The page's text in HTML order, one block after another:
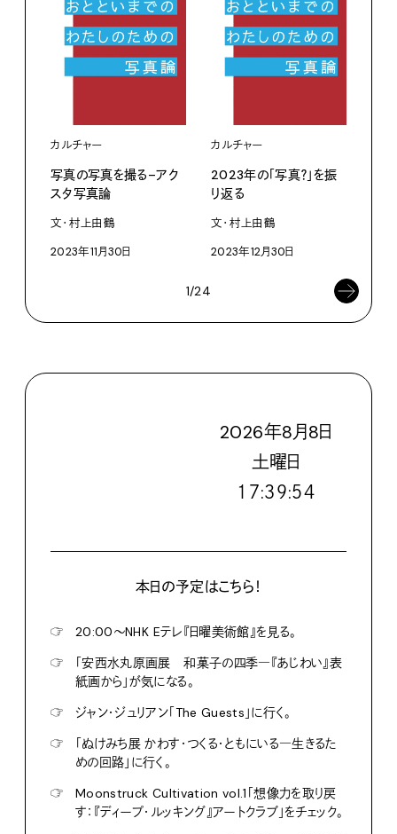
カルチャー
写真の写真を撮る–アク
スタ写真論
文・村上由鶴
2023年11月30日
カルチャー
2023年の「写真？」を振
り返る
文・村上由鶴
2023年12月30日
1/24
2026年8月8日
土曜日
１７:３９:５５
本日の予定はこちら！
☞
20:00〜NHK Eテレ『日曜美術館』を見る。
☞
「安西水丸原画展 和菓子の四季―『あじわい』表
紙画から」が気になる。
☞
ジャン・ジュリアン「The Guests」に行く。
☞
「ぬけみち展 かわす・つくる・ともにいる―生きるた
めの回路」に行く。
☞
Moonstruck Cultivation vol.1「想像力を取り戻
す：『ディープ・ルッキング』アートクラブ」をチェック。